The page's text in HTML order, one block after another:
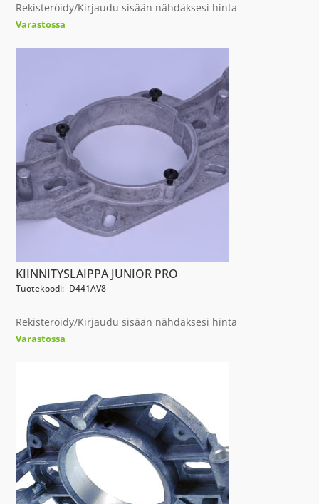
Rekisteröidy/Kirjaudu sisään nähdäksesi hinta
Varastossa
KIINNITYSLAIPPA JUNIOR PRO
Tuotekoodi: -D441AV8
Rekisteröidy/Kirjaudu sisään nähdäksesi hinta
Varastossa